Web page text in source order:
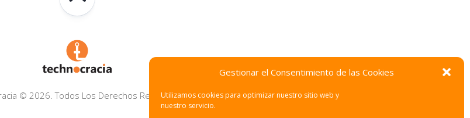
Gestionar el Consentimiento de las Cookies
Utilizamos cookies para optimizar nuestro sitio web y
nuestro servicio.
© 2026. Todos Los Derechos Reservados.